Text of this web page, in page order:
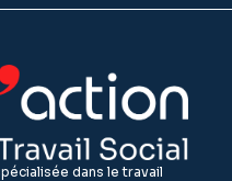
dans le travail